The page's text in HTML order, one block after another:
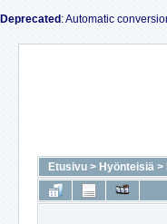
Deprecated : Automatic
Etusivu > Hyönteisiä >